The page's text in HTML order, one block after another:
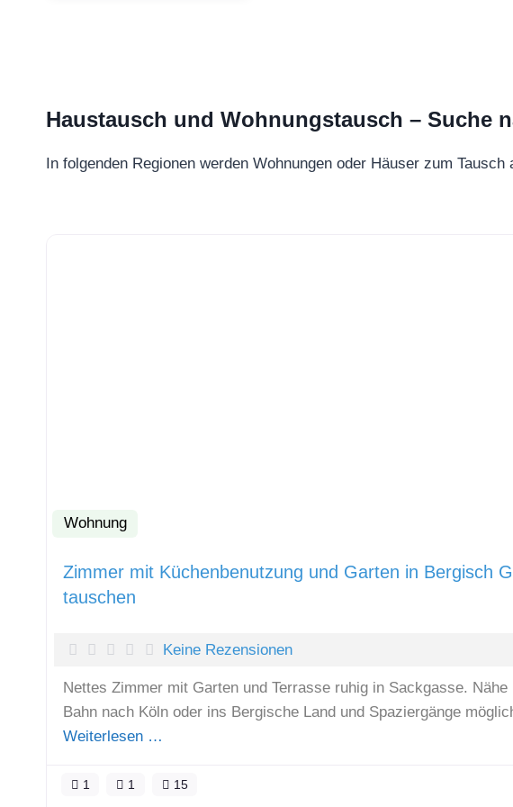
Haustausch und Wohnungstausch – Suche
In folgenden Regionen werden Wohnungen oder Häuser zum Tausch
Wohnung
Zimmer mit Küchenbenutzung und Garten in Bergisch
tauschen
Keine Rezensionen
Nettes Zimmer mit Garten und Terrasse ruhig in Sackgasse. Nähe
Bahn nach Köln oder ins Bergische Land und Spaziergänge
Weiterlesen …
1 1 15